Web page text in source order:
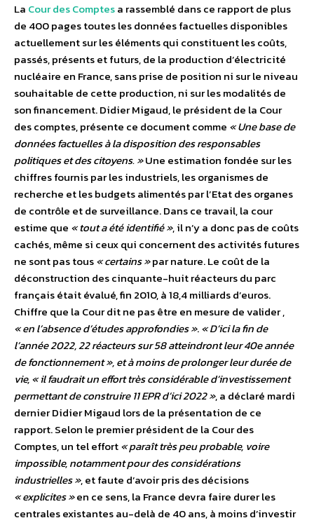
La Cour des Comptesa rassemblé dans ce rapport de plus
de 400 pages toutes les données factuelles disponibles
actuellement sur les éléments qui constituent les coûts,
passés, présents et futurs, de la production d’électricité
nucléaire en France, sans prise de position ni sur le niveau
souhaitable de cette production, ni sur les modalités de
son financement. Didier Migaud, le président de la Cour
des comptes, présente ce document comme « Une base de
données factuelles à la disposition des responsables
politiques et des citoyens. »Une estimation fondée sur les
chiffres fournis par les industriels, les organismes de
recherche et les budgets alimentés par l’Etat des organes
de contrôle et de surveillance. Dans ce travail, la cour
estime que « tout a été identifié », il n’y a donc pas de coûts
cachés, même si ceux qui concernent des activités futures
ne sont pas tous« certains »par nature. Le coût de la
déconstruction des cinquante-huit réacteurs du parc
français était évalué, fin 2010, à 18,4 milliards d’euros.
Chiffre que la Cour dit ne pas être en mesure de valider ,
« en l’absence d’études approfondies ».« D’ici la fin de
l’année 2022, 22 réacteurs sur 58 atteindront leur 40e année
de fonctionnement », et à moins de prolonger leur durée de
vie, « il faudrait un effort très considérable d’investissement
permettant de construire 11 EPR d’ici 2022 », a déclaré mardi
dernier Didier Migaud lors de la présentation de ce
rapport. Selon le premier président de la Cour des
Comptes, un tel effort« paraît très peu probable, voire
impossible, notamment pour des considérations
industrielles », et faute d’avoir pris des décisions
« explicites »en ce sens, la France devra faire durer les
centrales existantes au-delà de 40 ans, à moins d’investir